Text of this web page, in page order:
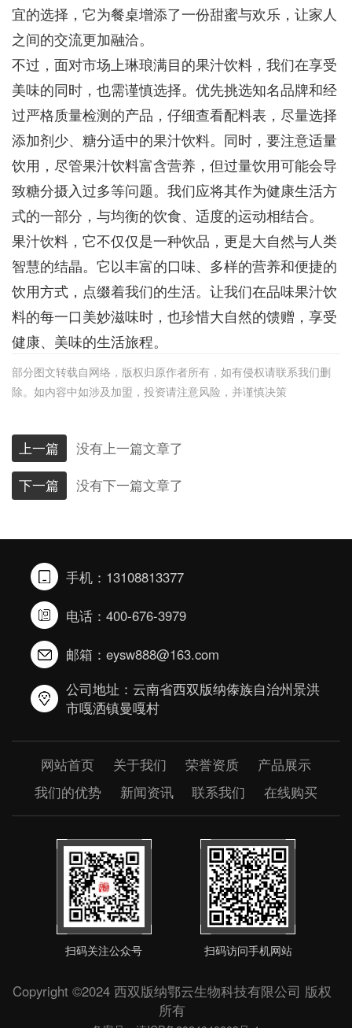
宜的选择，它为餐桌增添了一份甜蜜与欢乐，让家人
之间的交流更加融洽。
不过，面对市场上琳琅满目的果汁饮料，我们在享受
美味的同时，也需谨慎选择。优先挑选知名品牌和经
过严格质量检测的产品，仔细查看配料表，尽量选择
添加剂少、糖分适中的果汁饮料。同时，要注意适量
饮用，尽管果汁饮料富含营养，但过量饮用可能会导
致糖分摄入过多等问题。我们应将其作为健康生活方
式的一部分，与均衡的饮食、适度的运动相结合。
果汁饮料，它不仅仅是一种饮品，更是大自然与人类
智慧的结晶。它以丰富的口味、多样的营养和便捷的
饮用方式，点缀着我们的生活。让我们在品味果汁饮
料的每一口美妙滋味时，也珍惜大自然的馈赠，享受
健康、美味的生活旅程。
部分图文转载自网络，版权归原作者所有，如有侵权请联系我们删
除。如内容中如涉及加盟，投资请注意风险，并谨慎决策
上一篇
没有上一篇文章了
下一篇
没有下一篇文章了
手机：13108813377
电话：400-676-3979
邮箱：eysw888@163.com
公司地址：云南省西双版纳傣族自治州景洪
市嘎洒镇曼嘎村
网站首页 关于我们 荣誉资质
产品展示
我们的优势
新闻资讯 联系我们 在线购买
扫码关注公众号 扫码访问手机网站
Copyright ©2024 西双版纳鄂云生物科技有限公司 版权
所有